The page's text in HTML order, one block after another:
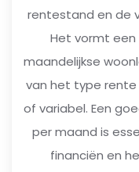
rentestand en de
Het vormt een
maandelijkse
van het type
of variabel. Een
per maand is
financiën en